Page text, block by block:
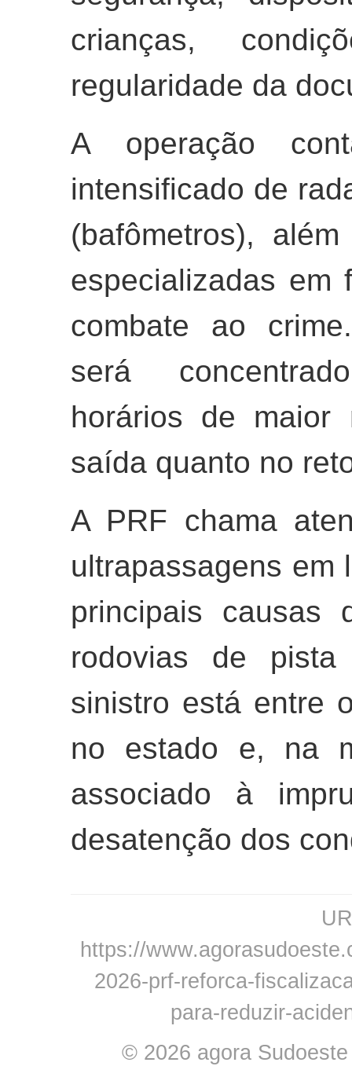
crianças,
regularidade da
A operação
intensificado de
(bafômetros),
especializadas em
combate ao
será
horários de maior
saída quanto no
A PRF chama
ultrapassagens em
principais causas
rodovias de
sinistro está entre
no estado e, na
associado à
desatenção dos
https://
2026-prf-reforca-
para-reduzir-
© 2026 agora